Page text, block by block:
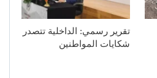
تقرير رسمي: الداخلية تتصدر
شكايات المواطنين